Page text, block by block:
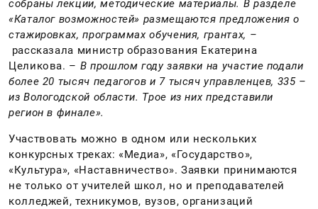
собраны лекции, методические материалы. В разделе
«Каталог возможностей» размещаются предложения о
стажировках, программах обучения, грантах, –
рассказала министр образования Екатерина
Целикова. – В прошлом году заявки на участие подали
более 20 тысяч педагогов и 7 тысяч управленцев, 335 –
из Вологодской области. Трое из них представили
регион в финале».
Участвовать можно в одном или нескольких
конкурсных треках: «Медиа», «Государство»,
«Культура», «Наставничество». Заявки принимаются
не только от учителей школ, но и преподавателей
колледжей, техникумов, вузов, организаций